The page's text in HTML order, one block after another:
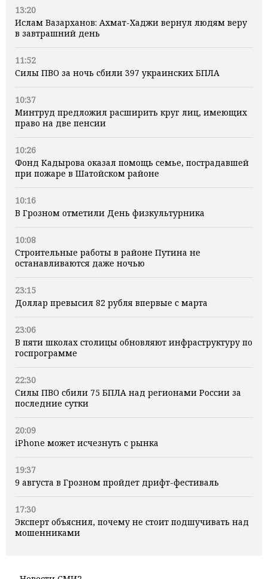
13:20
Ислам Вазарханов: Ахмат-Хаджи вернул людям веру
в завтрашний день
11:52
Силы ПВО за ночь сбили 397 украинских БПЛА
10:37
Минтруд предложил расширить круг лиц, имеющих
право на две пенсии
10:26
Фонд Кадырова оказал помощь семье, пострадавшей
при пожаре в Шатойском районе
10:16
В Грозном отметили День физкультурника
10:08
Строительные работы в районе Путина не
останавливаются даже ночью
23:15
Доллар превысил 82 рубля впервые с марта
23:06
В пяти школах столицы обновляют инфраструктуру по
госпрограмме
22:30
Силы ПВО сбили 75 БПЛА над регионами России за
последние сутки
20:09
iPhone может исчезнуть с рынка
19:37
9 августа в Грозном пройдет дрифт-фестиваль
17:30
Эксперт объяснил, почему не стоит подшучивать над
мошенниками